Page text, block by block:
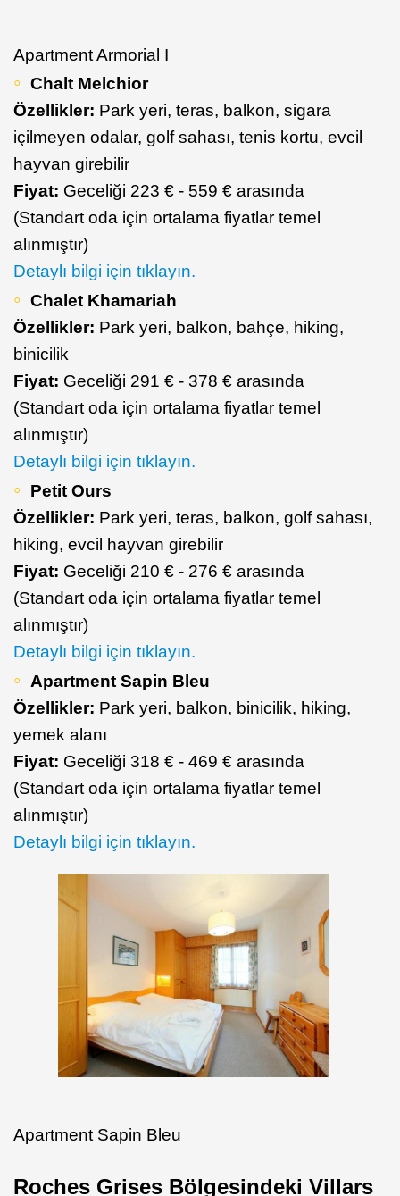
Apartment Armorial I
Chalt Melchior
Özellikler: Park yeri, teras, balkon, sigara
içilmeyen odalar, golf sahası, tenis kortu, evcil
hayvan girebilir
Fiyat: Geceliği 223 € - 559 € arasında
(Standart oda için ortalama fiyatlar temel
alınmıştır)
Detaylı bilgi için tıklayın.
Chalet Khamariah
Özellikler: Park yeri, balkon, bahçe, hiking,
binicilik
Fiyat: Geceliği 291 € - 378 € arasında
(Standart oda için ortalama fiyatlar temel
alınmıştır)
Detaylı bilgi için tıklayın.
Petit Ours
Özellikler: Park yeri, teras, balkon, golf sahası,
hiking, evcil hayvan girebilir
Fiyat: Geceliği 210 € - 276 € arasında
(Standart oda için ortalama fiyatlar temel
alınmıştır)
Detaylı bilgi için tıklayın.
Apartment Sapin Bleu
Özellikler: Park yeri, balkon, binicilik, hiking,
yemek alanı
Fiyat: Geceliği 318 € - 469 € arasında
(Standart oda için ortalama fiyatlar temel
alınmıştır)
Detaylı bilgi için tıklayın.
Apartment Sapin Bleu
Roches Grises Bölgesindeki Villars